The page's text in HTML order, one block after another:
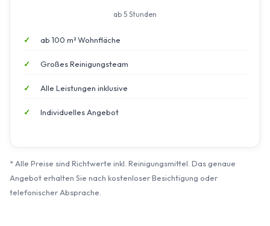
ab 5 Stunden
ab 100 m² Wohnfläche
Großes Reinigungsteam
Alle Leistungen inklusive
Individuelles Angebot
* Alle Preise sind Richtwerte inkl. Reinigungsmittel. Das genaue
Angebot erhalten Sie nach kostenloser Besichtigung oder
telefonischer Absprache.